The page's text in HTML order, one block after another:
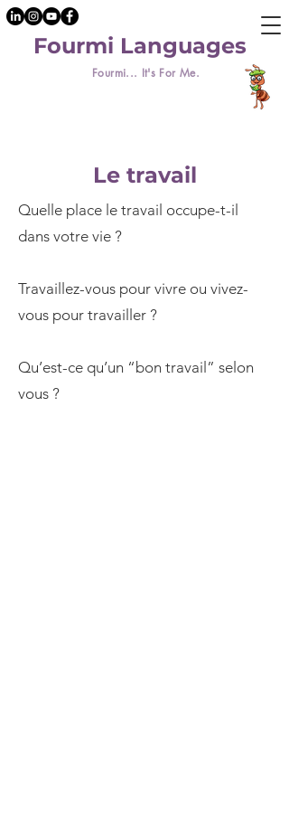
Fourmi... It's For Me.
Fourmi Languages
Le travail
Quelle place le travail occupe-t-il
dans votre vie ?
Travaillez-vous pour vivre ou vivez-
vous pour travailler ?
Qu’est-ce qu’un “bon travail” selon
vous ?